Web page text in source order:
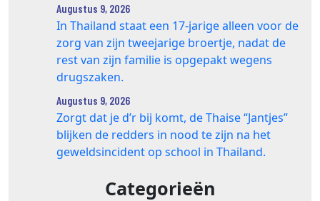
Augustus 9, 2026
In Thailand staat een 17‑jarige alleen voor de
zorg van zijn tweejarige broertje, nadat de
rest van zijn familie is opgepakt wegens
drugszaken.
Augustus 9, 2026
Zorgt dat je d’r bij komt, de Thaise “Jantjes”
blijken de redders in nood te zijn na het
geweldsincident op school in Thailand.
Categorieën